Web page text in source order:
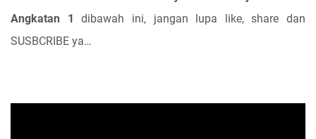
Angkatan 1
dibawah ini, jangan lupa like, share dan
SUSBCRIBE ya…